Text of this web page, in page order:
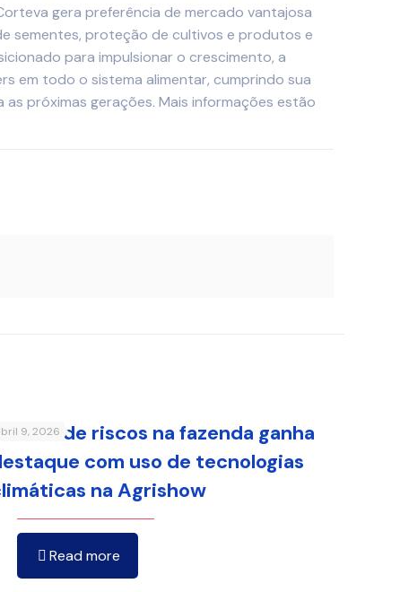
gera preferência de mercado vantajosa
sementes, proteção de cultivos e produtos e
para impulsionar o crescimento, a
em todo o sistema alimentar, cumprindo sua
próximas gerações. Mais informações estão
9, 2026 de riscos na fazenda ganha
com uso de tecnologias
na Agrishow
Read more